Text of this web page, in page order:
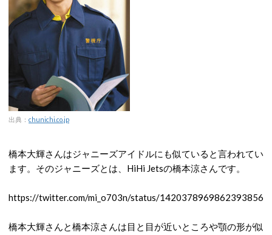
出典： chunichi.co.jp
橋本大輝さんはジャニーズアイドルにも似ていると言われてい
ます。そのジャニーズとは、HiHi Jetsの橋本涼さんです。
https://twitter.com/mi_o703n/status/1420378969862393856
橋本大輝さんと橋本涼さんは目と目が近いところや顎の形が似